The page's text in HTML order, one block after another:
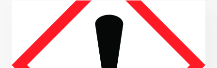
НА
БДДР
И
НА
БДЗБР,
ВЪЗРАЖЕНИЕ